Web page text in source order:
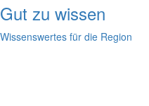
Gut zu wissen
Wissenswertes für die Region